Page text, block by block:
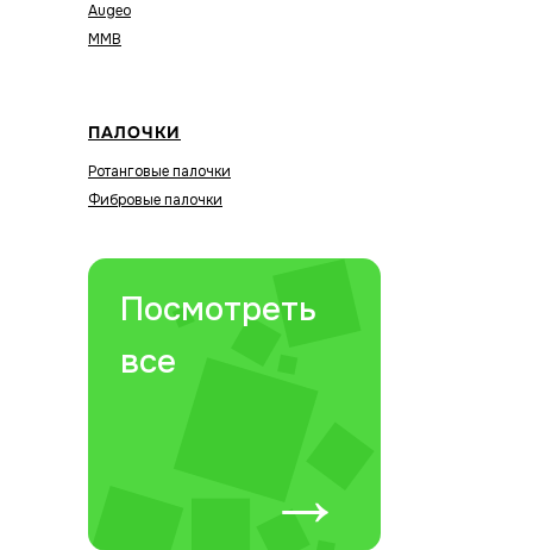
Augeo
MMB
ПАЛОЧКИ
Ротанговые палочки
Фибровые палочки
Посмотреть
все
→